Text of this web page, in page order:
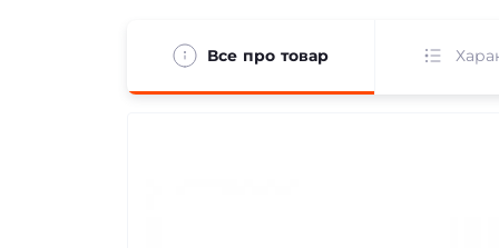
Все про товар